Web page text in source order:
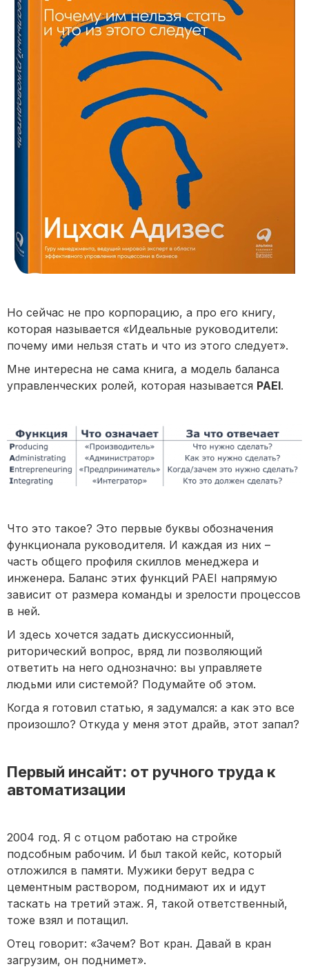
Но сейчас не про корпорацию, а про его книгу,
которая называется «Идеальные руководители:
почему ими нельзя стать и что из этого следует».
Мне интересна не сама книга, а модель баланса
управленческих ролей, которая называется PAEI.
Что это такое? Это первые буквы обозначения
функционала руководителя. И каждая из них –
часть общего профиля скиллов менеджера и
инженера. Баланс этих функций PAEI напрямую
зависит от размера команды и зрелости процессов
в ней.
И здесь хочется задать дискуссионный,
риторический вопрос, вряд ли позволяющий
ответить на него однозначно: вы управляете
людьми или системой? Подумайте об этом.
Когда я готовил статью, я задумался: а как это все
произошло? Откуда у меня этот драйв, этот запал?
Первый инсайт: от ручного труда к
автоматизации
2004 год. Я с отцом работаю на стройке
подсобным рабочим. И был такой кейс, который
отложился в памяти. Мужики берут ведра с
цементным раствором, поднимают их и идут
таскать на третий этаж. Я, такой ответственный,
тоже взял и потащил.
Отец говорит: «Зачем? Вот кран. Давай в кран
загрузим, он поднимет».